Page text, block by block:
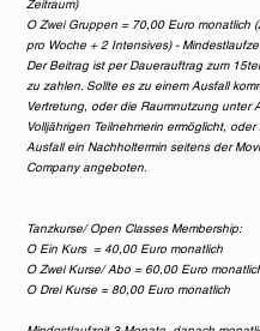
Zeitraum)
O Zwei Gruppen = 70,00 Euro monatlich
pro Woche + 2 Intensives) -
Der Beitrag ist per Dauerauftrag zum
zu zahlen. Sollte es zu einem Ausfall
Vertretung, oder die Raumnutzung unter
Volljährigen Teilnehmerin ermöglicht,
Ausfall ein Nachholtermin seitens der
Company angeboten.
Tanzkurse/ Open Classes Membership:
O Ein Kurs = 40,00 Euro monatlich
O Zwei Kurse/ Abo = 60,00 Euro
O Drei Kurse = 80,00 Euro monatlich